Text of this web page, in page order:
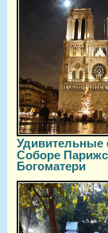
Удивительные
Соборе
Богоматери